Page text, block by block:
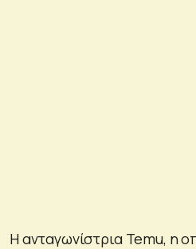
Η ανταγωνίστρια Temu, η